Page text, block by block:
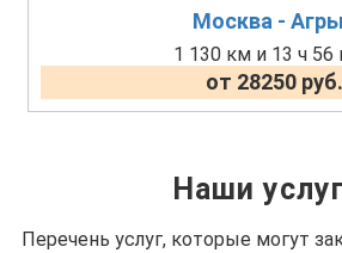
Москва -
1 130 км и 13 ч 56
от 28250 руб.
Наши
Перечень услуг, которые могут